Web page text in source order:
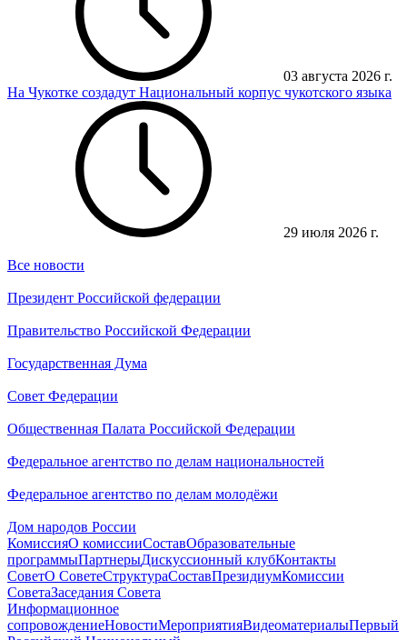
03 августа 2026 г.
На Чукотке создадут Национальный корпус чукотского языка
29 июля 2026 г.
Все новости
Президент Российской федерации
Правительство Российской Федерации
Государственная Дума
Совет Федерации
Общественная Палата Российской Федерации
Федеральное агентство по делам национальностей
Федеральное агентство по делам молодёжи
Дом народов России
КомиссияО комиссииСоставОбразовательные
программыПартнерыДискуссионный клубКонтакты
СоветО СоветеСтруктураСоставПрезидиумКомиссии
СоветаЗаседания Совета
Информационное
сопровождениеНовостиМероприятияВидеоматериалыПервый